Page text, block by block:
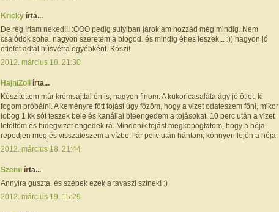
Kricky írta...
De rég írtam neked!!! :OOO pedig sutyiban járok ám hozzád még mindig. Nem
csalódok soha. nagyon szeretem a blogod. és mindig éhes leszek... :)) nagyon jó
ötletet adtál húsvétra egyébként. Köszi!
2012. március 18. 21:30
HajniZoli írta...
Kèszítettem már krémsajttal én is, nagyon finom. A kukoricasaláta ágy jó ötlet, ki
fogom próbálni. A keményre főtt tojást úgy főzöm, hogy a vizet odateszem főni, mikor
lobog 1 kk sót teszek bele és kanállal bleengedem a tojásokat. 10 perc után a vizet
letöltöm és hidegvizet engedek rá. Mindenik tojást megkopogtatom, hogy a héja
repedjen meg és visszateszem a vízbe.Pár perc után hántom, könnyen lejön a héja.
2012. március 18. 21:44
Szemi írta...
Annyira guszta, és szépek ezek a tavaszi színek! :)
2012. március 19. 15:29